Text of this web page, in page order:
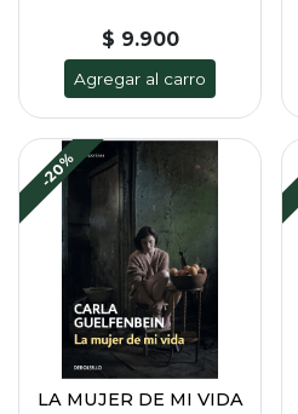
$ 9.900
Agregar al carro
-20%
LA MUJER DE MI VIDA